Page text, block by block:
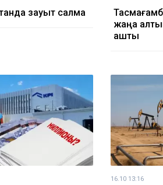
зауыт салмақ
жаңа
ашты
16.10 13:16